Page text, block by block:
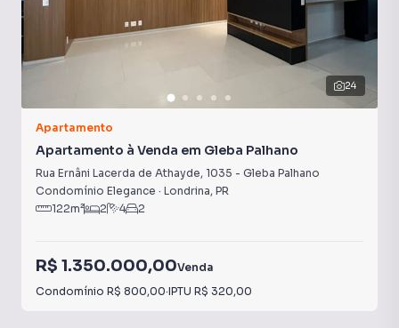
24
Apartamento
Apartamento à Venda em Gleba Palhano
Rua Ernâni Lacerda de Athayde, 1035 - Gleba Palhano
Condomínio Elegance · Londrina, PR
122m² 2 4 2
R$ 1.350.000,00Venda
Condomínio R$ 800,00·IPTU R$ 320,00